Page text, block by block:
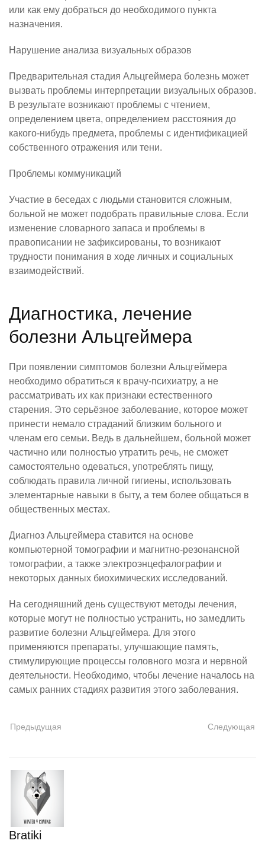
или как ему добраться до необходимого пункта
назначения.
Нарушение анализа визуальных образов
Предварительная стадия Альцгеймера болезнь может
вызвать проблемы интерпретации визуальных образов.
В результате возникают проблемы с чтением,
определением цвета, определением расстояния до
какого-нибудь предмета, проблемы с идентификацией
собственного отражения или тени.
Проблемы коммуникаций
Участие в беседах с людьми становится сложным,
больной не может подобрать правильные слова. Если
изменение словарного запаса и проблемы в
правописании не зафиксированы, то возникают
трудности понимания в ходе личных и социальных
взаимодействий.
Диагностика, лечение
болезни Альцгеймера
При появлении симптомов болезни Альцгеймера
необходимо обратиться к врачу-психиатру, а не
рассматривать их как признаки естественного
старения. Это серьёзное заболевание, которое может
принести немало страданий близким больного и
членам его семьи. Ведь в дальнейшем, больной может
частично или полностью утратить речь, не сможет
самостоятельно одеваться, употреблять пищу,
соблюдать правила личной гигиены, использовать
элементарные навыки в быту, а тем более общаться в
общественных местах.
Диагноз Альцгеймера ставится на основе
компьютерной томографии и магнитно-резонансной
томографии, а также электроэнцефалографии и
некоторых данных биохимических исследований.
На сегодняшний день существуют методы лечения,
которые могут не полностью устранить, но замедлить
развитие болезни Альцгеймера. Для этого
применяются препараты, улучшающие память,
стимулирующие процессы головного мозга и нервной
деятельности. Необходимо, чтобы лечение началось на
самых ранних стадиях развития этого заболевания.
Предыдущая Следующая
Bratiki